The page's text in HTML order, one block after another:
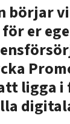
börjar
er
ligga i